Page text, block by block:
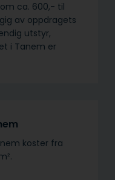
ca. 600,- til
av oppdragets
utstyr,
i Tanem er
koster fra